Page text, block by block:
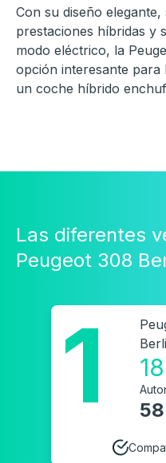
Con su diseño
prestaciones híbridas y
modo eléctrico, la
opción interesante
un coche híbrido
Las diferentes
Peugeot 308
1